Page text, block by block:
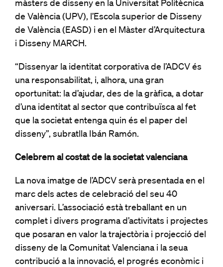
màsters de disseny en la Universitat Politècnica
de València (UPV), l’Escola superior de Disseny
de València (EASD) i en el Màster d’Arquitectura
i Disseny MARCH.
“Dissenyar la identitat corporativa de l’ADCV és
una responsabilitat, i, alhora, una gran
oportunitat: la d’ajudar, des de la gràfica, a dotar
d’una identitat al sector que contribuïsca al fet
que la societat entenga quin és el paper del
disseny”, subratlla Ibán Ramón.
Celebrem al costat de la societat valenciana
La nova imatge de l’ADCV serà presentada en el
marc dels actes de celebració del seu 40
aniversari. L’associació està treballant en un
complet i divers programa d’activitats i projectes
que posaran en valor la trajectòria i projecció del
disseny de la Comunitat Valenciana i la seua
contribució a la innovació, el progrés econòmic i